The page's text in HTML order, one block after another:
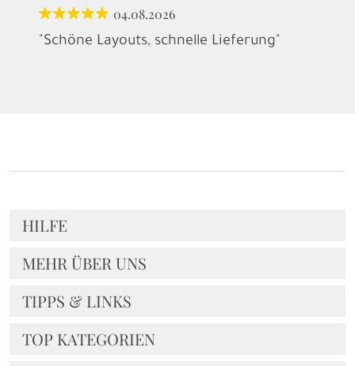
04.08.2026
"Schöne Layouts, schnelle Lieferung"
HILFE
MEHR ÜBER UNS
TIPPS & LINKS
TOP KATEGORIEN